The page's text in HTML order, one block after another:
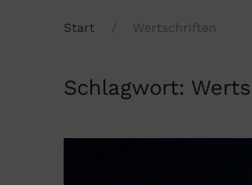
Start Wertschriften
Schlagwort: